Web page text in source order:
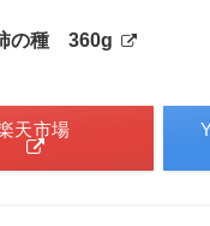
の種 360g
天市場